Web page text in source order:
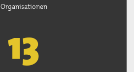
Organisationen
13